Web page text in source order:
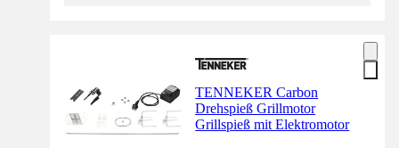
TENNEKER Carbon
Drehspieß Grillmotor
Grillspieß mit Elektromotor